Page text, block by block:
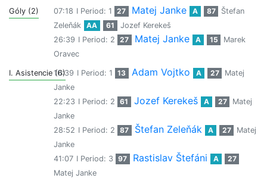
Góly (2) 07:18 I Period: 1 27 Matej Janke A 87
Štefan
Zeleňák
AA 61
Jozef Kerekeš
26:39 I Period: 2 27 Matej Janke A 15
Marek
Oravec
I. Asistencie (6)
10:39 I Period: 1 13 Adam Vojtko A 27
Matej
Janke
22:23 I Period: 2 61 Jozef Kerekeš A 27
Matej
Janke
28:52 I Period: 2 87 Štefan Zeleňák A 27
Matej
Janke
41:07 I Period: 3 97 Rastislav Štefáni A
27
Matej Janke